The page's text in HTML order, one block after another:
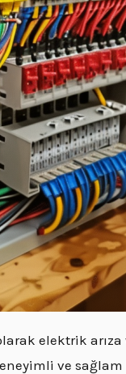
elektrik
ve sağlam